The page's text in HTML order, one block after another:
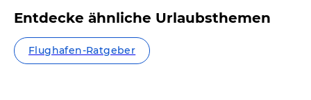
Entdecke ähnliche Urlaubsthemen
Flughafen-Ratgeber